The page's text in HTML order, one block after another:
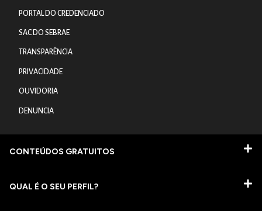
PORTAL DO CREDENCIADO
SAC DO SEBRAE
TRANSPARÊNCIA
PRIVACIDADE
OUVIDORIA
DENUNCIA
CONTEÚDOS GRATUITOS
QUAL É O SEU PERFIL?